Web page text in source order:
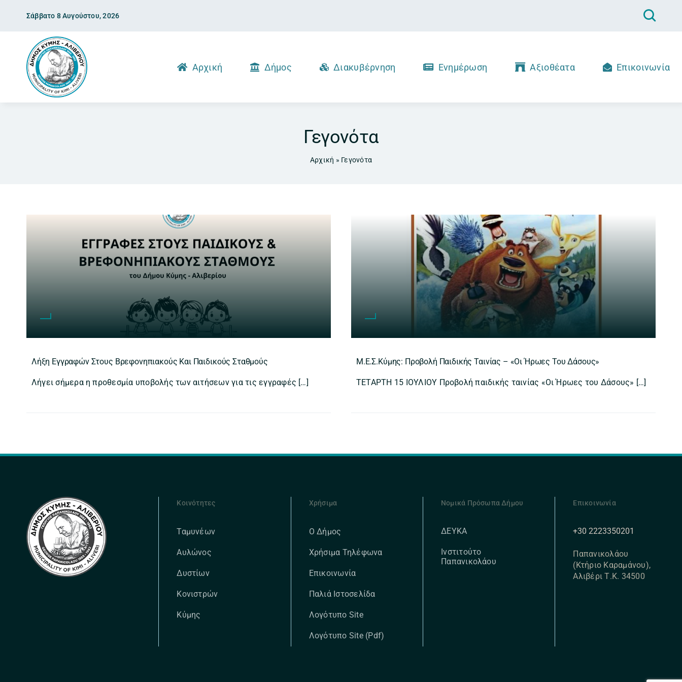
content
Σάββατο 8 Αυγούστου, 2026
Αρχική Δήμος Διακυβέρνηση Ενημέρωση Αξιοθέατα Επικοινωνία
Γεγονότα
Αρχική » Γεγονότα
Λήξη Εγγραφών Στους Βρεφονηπιακούς Και Παιδικούς Σταθμούς
Λήγει σήμερα η προθεσμία υποβολής των αιτήσεων για τις εγγραφές […]
Μ.Ε.Σ.Κύμης: Προβολή Παιδικής Ταινίας – «Οι Ήρωες Του Δάσους»
ΤΕΤΑΡΤΗ 15 ΙΟΥΛΙΟΥ Προβολή παιδικής ταινίας «Οι Ήρωες του Δάσους» […]
Κοινότητες
Ταμυνέων
Αυλώνος
Δυστίων
Κονιστρών
Κύμης
Χρήσιμα
Ο Δήμος
Χρήσιμα Τηλέφωνα
Επικοινωνία
Παλιά Ιστοσελίδα
Λογότυπο Site
Λογότυπο Site (pdf)
Νομικά Πρόσωπα Δήμου
ΔΕΥΚΑ
Ινστιτούτο
Παπανικολάου
Επικοινωνία
+30 2223350201
Παπανικολάου
(Κτήριο Καραμάνου),
Αλιβέρι Τ.Κ. 34500